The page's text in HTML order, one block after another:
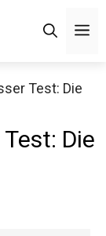
Test: Die
Die